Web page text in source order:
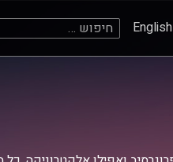
English חיפוש: